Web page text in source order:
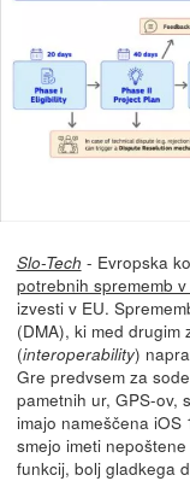
Slo-Tech - Evropska
potrebnih sprememb
izvesti v EU.
(DMA), ki med
(interoperability)
Gre predvsem za
pametnih ur, GPS-ov,
imajo nameščena
smejo imeti
funkcij, bolj gladkega